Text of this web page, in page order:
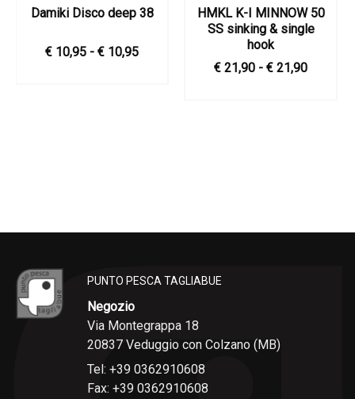
Damiki Disco deep 38
€ 10,95 - € 10,95
HMKL K-I MINNOW 50
SS sinking & single
hook
€ 21,90 - € 21,90
PUNTO PESCA TAGLIABUE
Negozio
Via Montegrappa 18
20837 Veduggio con Colzano (MB)
Tel: +39 0362910608
Fax: +39 0362910608